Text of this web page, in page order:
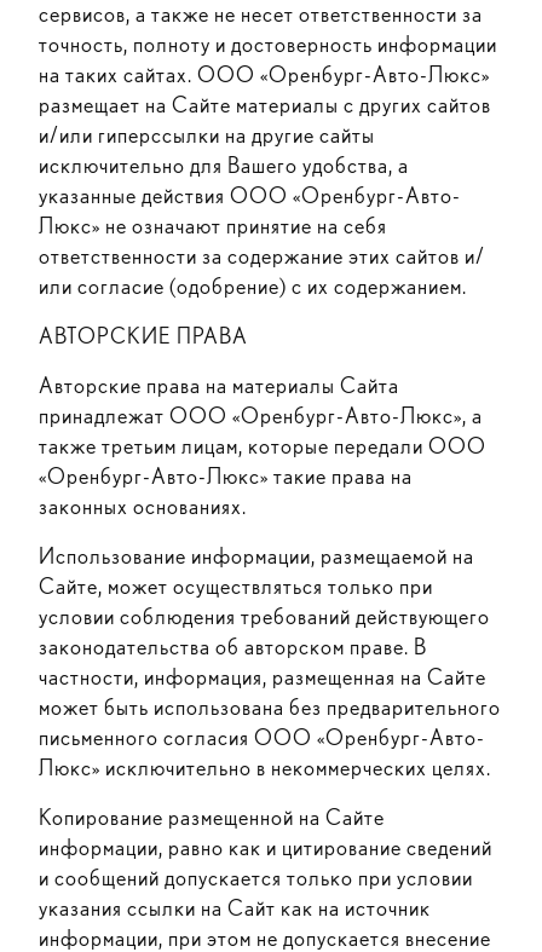
сервисов, а также не несет ответственности за
точность, полноту и достоверность информации
на таких сайтах. ООО «Оренбург-Авто-Люкс»
размещает на Сайте материалы с других сайтов
и/или гиперссылки на другие сайты
исключительно для Вашего удобства, а
указанные действия ООО «Оренбург-Авто-
Люкс» не означают принятие на себя
ответственности за содержание этих сайтов и/
или согласие (одобрение) с их содержанием.
АВТОРСКИЕ ПРАВА
Авторские права на материалы Сайта
принадлежат ООО «Оренбург-Авто-Люкс», а
также третьим лицам, которые передали ООО
«Оренбург-Авто-Люкс» такие права на
законных основаниях.
Использование информации, размещаемой на
Сайте, может осуществляться только при
условии соблюдения требований действующего
законодательства об авторском праве. В
частности, информация, размещенная на Сайте
может быть использована без предварительного
письменного согласия ООО «Оренбург-Авто-
Люкс» исключительно в некоммерческих целях.
Копирование размещенной на Сайте
информации, равно как и цитирование сведений
и сообщений допускается только при условии
указания ссылки на Сайт как на источник
информации, при этом не допускается внесение